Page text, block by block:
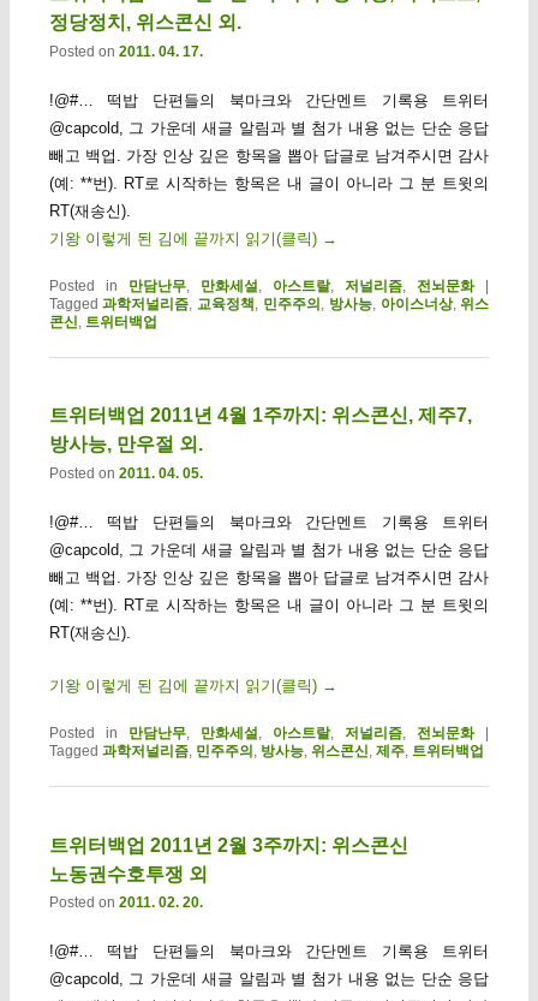
정당정치, 위스콘신 외.
Posted on 2011. 04. 17.
!@#… 떡밥 단편들의 북마크와 간단멘트 기록용 트위터
@capcold, 그 가운데 새글 알림과 별 첨가 내용 없는 단순 응답
빼고 백업. 가장 인상 깊은 항목을 뽑아 답글로 남겨주시면 감사
(예: **번). RT로 시작하는 항목은 내 글이 아니라 그 분 트윗의
RT(재송신).
기왕 이렇게 된 김에 끝까지 읽기(클릭) →
Posted in 만담난무, 만화세설, 아스트랄,저널리즘, 전뇌문화
|
Tagged 과학저널리즘, 교육정책, 민주주의, 방사능, 아이스너상,위스
콘신, 트위터백업
트위터백업 2011년 4월 1주까지: 위스콘신, 제주7,
방사능, 만우절 외.
Posted on 2011. 04. 05.
!@#… 떡밥 단편들의 북마크와 간단멘트 기록용 트위터
@capcold, 그 가운데 새글 알림과 별 첨가 내용 없는 단순 응답
빼고 백업. 가장 인상 깊은 항목을 뽑아 답글로 남겨주시면 감사
(예: **번). RT로 시작하는 항목은 내 글이 아니라 그 분 트윗의
RT(재송신).
기왕 이렇게 된 김에 끝까지 읽기(클릭) →
Posted in 만담난무, 만화세설, 아스트랄,저널리즘, 전뇌문화
Tagged 과학저널리즘, 민주주의 , 방사능, 위스콘신, 제주, 트위터백업
트위터백업 2011년 2월 3주까지: 위스콘신
노동권수호투쟁 외
Posted on 2011. 02. 20.
!@#… 떡밥 단편들의 북마크와 간단멘트 기록용 트위터
@capcold, 그 가운데 새글 알림과 별 첨가 내용 없는 단순 응답